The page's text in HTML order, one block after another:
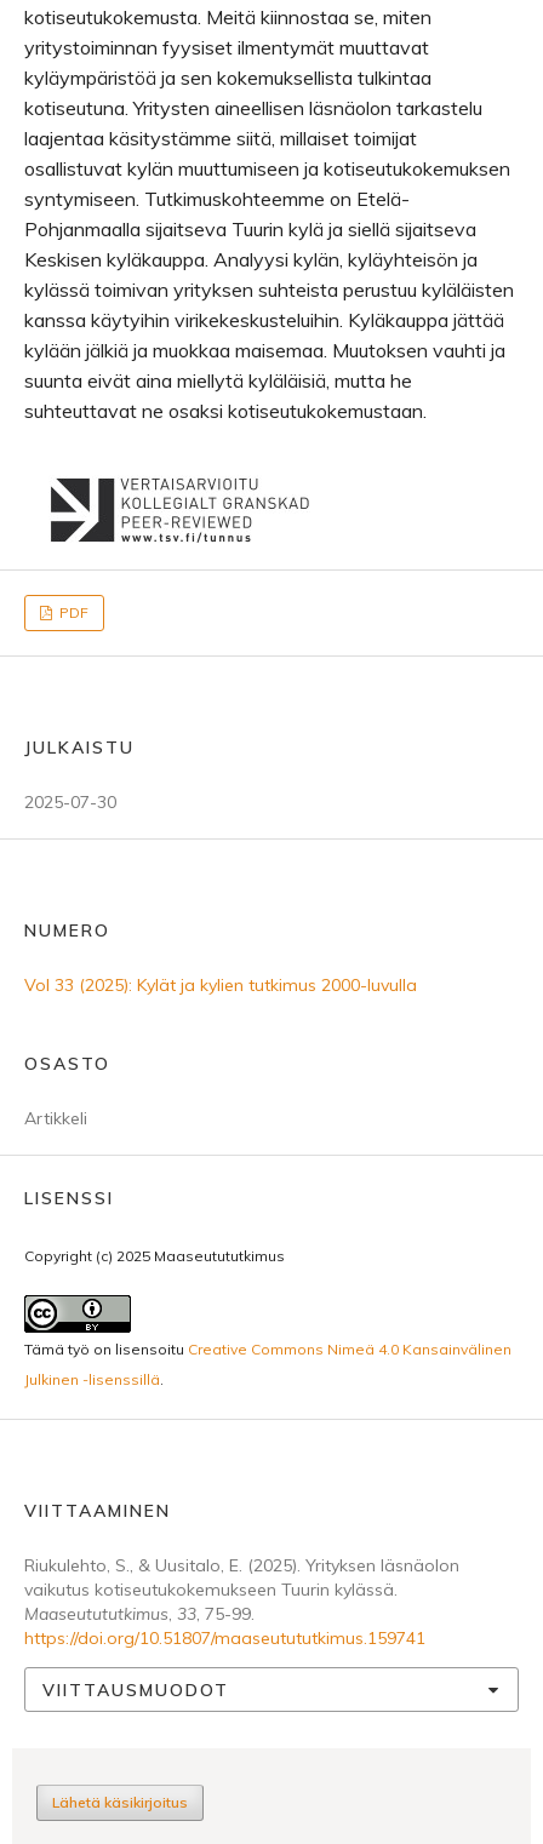
kotiseutukokemusta. Meitä kiinnostaa se, miten
yritystoiminnan fyysiset ilmentymät muuttavat
kyläympäristöä ja sen kokemuksellista tulkintaa
kotiseutuna. Yritysten aineellisen läsnäolon tarkastelu
laajentaa käsitystämme siitä, millaiset toimijat
osallistuvat kylän muuttumiseen ja kotiseutukokemuksen
syntymiseen. Tutkimuskohteemme on Etelä-
Pohjanmaalla sijaitseva Tuurin kylä ja siellä sijaitseva
Keskisen kyläkauppa. Analyysi kylän, kyläyhteisön ja
kylässä toimivan yrityksen suhteista perustuu kyläläisten
kanssa käytyihin virikekeskusteluihin. Kyläkauppa jättää
kylään jälkiä ja muokkaa maisemaa. Muutoksen vauhti ja
suunta eivät aina miellytä kyläläisiä, mutta he
suhteuttavat ne osaksi kotiseutukokemustaan.
PDF
JULKAISTU
2025-07-30
NUMERO
Vol 33 (2025): Kylät ja kylien tutkimus 2000-luvulla
OSASTO
Artikkeli
LISENSSI
Copyright (c) 2025 Maaseutututkimus
Tämä työ on lisensoitu Creative Commons Nimeä 4.0 Kansainvälinen
Julkinen -lisenssillä.
VIITTAAMINEN
Riukulehto, S., & Uusitalo, E. (2025). Yrityksen läsnäolon
vaikutus kotiseutukokemukseen Tuurin kylässä.
Maaseutututkimus, 33, 75-99.
https://doi.org/10.51807/maaseutututkimus.159741
VIITTAUSMUODOT
Lähetä käsikirjoitus